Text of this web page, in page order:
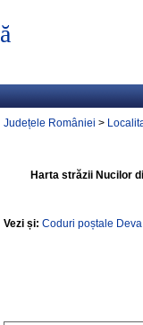
Județele României >
Harta străzii Nucilor
Vezi și: Coduri poștale Deva